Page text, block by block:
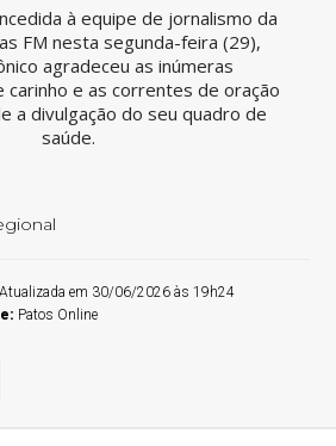
à equipe de jornalismo da
FM nesta segunda-feira (29),
agradeceu as inúmeras
carinho e as correntes de oração
a divulgação do seu quadro de
saúde.
Atualizada em 30/06/2026 às 19h24
Patos Online